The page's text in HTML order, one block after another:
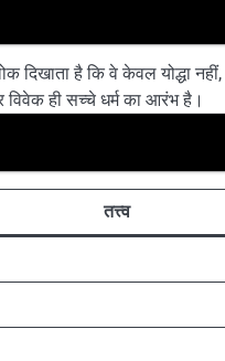
दिखाता है कि वे केवल योद्धा
विवेक ही सच्चे धर्म का आरंभ है।
तत्त्व